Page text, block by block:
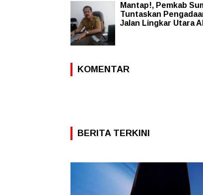
Mantap!, Pemkab
Tuntaskan
Jalan Lingkar Utara
KOMENTAR
BERITA TERKINI